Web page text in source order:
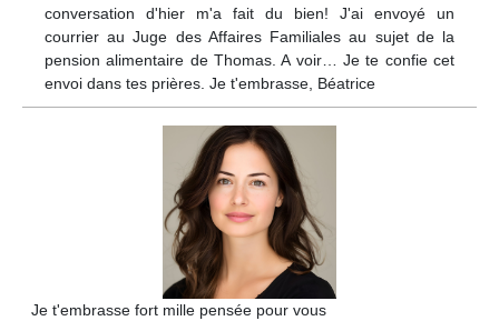
conversation d'hier m'a fait du bien! J'ai envoyé un
courrier au Juge des Affaires Familiales au sujet de la
pension alimentaire de Thomas. A voir… Je te confie cet
envoi dans tes prières. Je t'embrasse, Béatrice
Je t'embrasse fort mille pensée pour vous